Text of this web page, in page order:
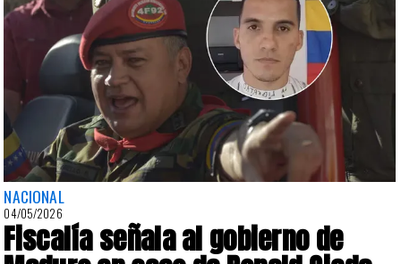
NACIONAL
04/05/2026
Fiscalía señala al gobierno de